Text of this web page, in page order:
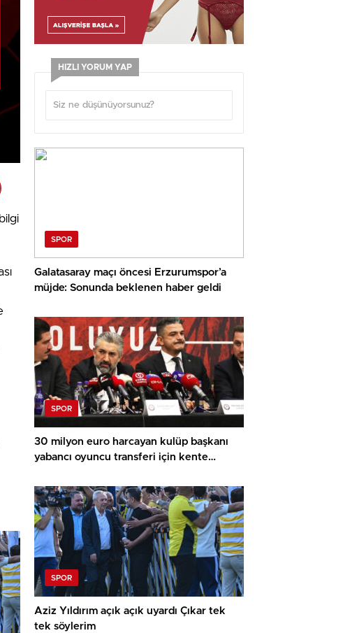
HIZLI YORUM YAP
SPOR
Galatasaray maçı öncesi Erzurumspor’a
müjde: Sonunda beklenen haber geldi
SPOR
30 milyon euro harcayan kulüp başkanı
yabancı oyuncu transferi için kente
SPOR
Aziz Yıldırım açık açık uyardı Çıkar tek
tek söylerim